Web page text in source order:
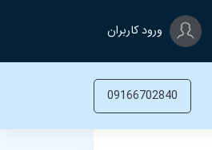
ورود کاربران
09166702840